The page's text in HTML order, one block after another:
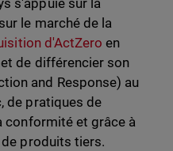
s'appuie sur la
le marché de la
d'ActZero en
de différencier son
and Response) au
de pratiques de
conformité et grâce à
de produits tiers.